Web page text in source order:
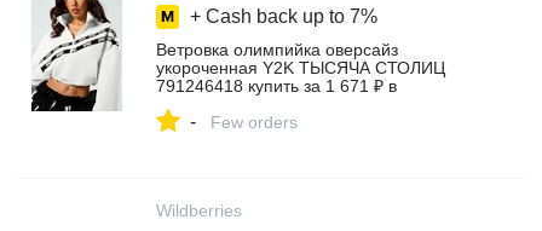
+ Cash back up to 7%
Ветровка олимпийка оверсайз
укороченная Y2K ТЫСЯЧА СТОЛИЦ
791246418 купить за 1 671 ₽ в
- Few orders
Wildberries